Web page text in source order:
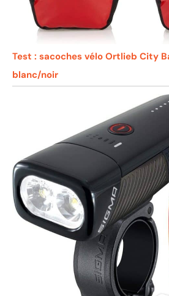
Test : sacoches vélo Ortlieb City
blanc/noir